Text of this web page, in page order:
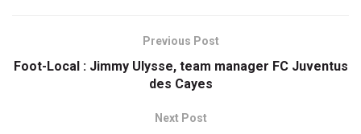
Previous Post
Foot-Local : Jimmy Ulysse, team manager FC Juventus
des Cayes
Next Post